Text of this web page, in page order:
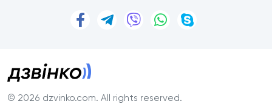
© 2026 dzvinko.com. All rights reserved.